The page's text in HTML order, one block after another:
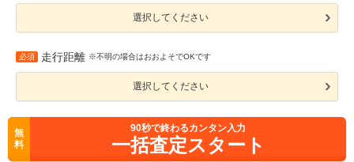
選択してください
必須 走行距離 ※不明の場合はおおよそでOKです
選択してください
無
料
90秒で終わるカンタン入力
一括査定スタート